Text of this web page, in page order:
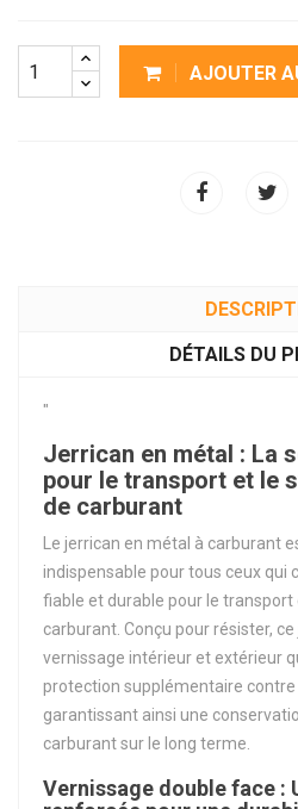
AJOUTER
DÉTAILS DU
"
Jerrican en métal : La
pour le transport et le
de carburant
Le jerrican en métal à carburant
indispensable pour tous ceux qui
fiable et durable pour le transport
carburant. Conçu pour résister,
vernissage intérieur et extérieur
protection supplémentaire
garantissant ainsi une
carburant sur le long terme.
Vernissage double face :